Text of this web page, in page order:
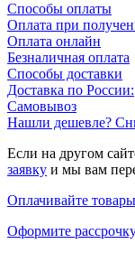
Способы оплаты
Оплата при
Оплата онлайн
Безналичная оплата
Способы доставки
Доставка по России:
Самовывоз
Нашли дешевле?
Если на другом
заявку и мы вам
Оплачивайте
Оформите